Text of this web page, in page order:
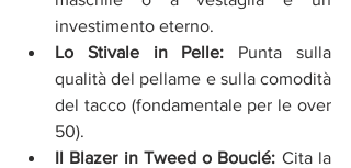
investimento eterno.
Lo Stivale in Pelle: Punta sulla
qualità del pellame e sulla comodità
del tacco (fondamentale per le over
50).
Il Blazer in Tweed o Bouclé: Cita la